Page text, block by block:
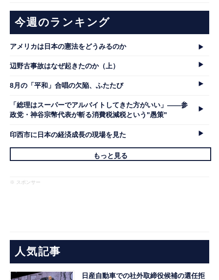
今週のランキング
アメリカは日本の憲法をどうみるのか
辺野古事故はなぜ起きたのか（上）
8月の「平和」合唱の欠陥、ふたたび
「総理はスーパーでアルバイトしてきた方がいい」――参
政党・神谷宗幣代表が斬る消費税減税という"愚策"
印西市に日本の経済成長の現場を見た
もっと見る
※ スポンサー
人気記事
日産自動車での社外取締役候補の選任拒